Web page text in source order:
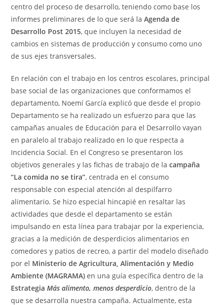
centro del proceso de desarrollo, teniendo como base los
informes preliminares de lo que será laAgenda de
Desarrollo Post 2015, que incluyen la necesidad de
cambios en sistemas de producción y consumo como uno
de sus ejes transversales.
En relación con el trabajo en los centros escolares, principal
base social de las organizaciones que conformamos el
departamento, Noemí García explicó que desde el propio
Departamento se ha realizado un esfuerzo para que las
campañas anuales de Educación para el Desarrollo vayan
en paralelo al trabajo realizado en lo que respecta a
Incidencia Social. En el Congreso se presentaron los
objetivos generales y las fichas de trabajo de lacampaña
“La comida no se tira”, centrada en el consumo
responsable con especial atención al despilfarro
alimentario. Se hizo especial hincapié en resaltar las
actividades que desde el departamento se están
impulsando en esta línea para trabajar por la experiencia,
gracias a la medición de desperdicios alimentarios en
comedores y patios de recreo, a partir del modelo diseñado
por el Ministerio de Agricultura, Alimentación y Medio
Ambiente (MAGRAMA) en una guía específica dentro de la
EstrategiaMás alimento, menos desperdicio, dentro de la
que se desarrolla nuestra campaña. Actualmente, esta